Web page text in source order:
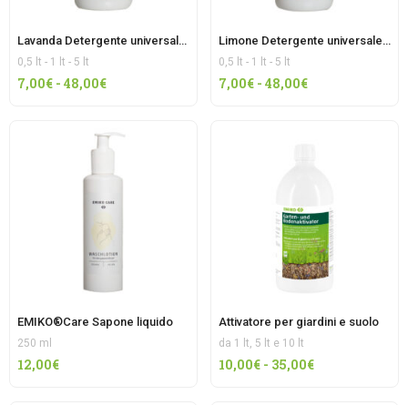
Lavanda Detergente universale EMIKO® alla lavanda
0,5 lt - 1 lt - 5 lt
7,00€ - 48,00€Fascia
48,00€
Limone Detergente universale
0,5 lt - 1 lt - 5 lt
7,00€ - 48,00€Fascia
48,00€
EMIKO®Care Sapone liquido
250 ml
12,00€
Attivatore per giardini e suolo
da 1 lt, 5 lt e 10 lt
10,00€ - 35,00€Fascia